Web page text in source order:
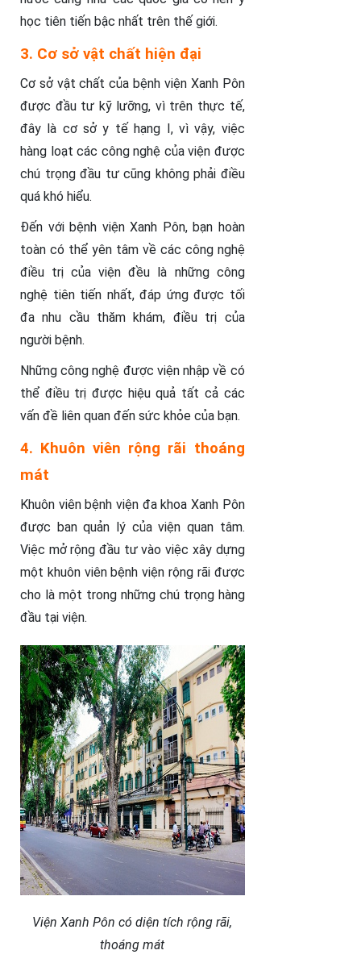
học tiên tiến bậc nhất trên thế giới.
3. Cơ sở vật chất hiện đại
Cơ sở vật chất của bệnh viện Xanh Pôn
được đầu tư kỹ lưỡng, vì trên thực tế,
đây là cơ sở y tế hạng I, vì vậy, việc
hàng loạt các công nghệ của viện được
chú trọng đầu tư cũng không phải điều
quá khó hiểu.
Đến với bệnh viện Xanh Pôn, bạn hoàn
toàn có thể yên tâm về các công nghệ
điều trị của viện đều là những công
nghệ tiên tiến nhất, đáp ứng được tối
đa nhu cầu thăm khám, điều trị của
người bệnh.
Những công nghệ được viện nhập về có
thể điều trị được hiệu quả tất cả các
vấn đề liên quan đến sức khỏe của bạn.
4. Khuôn viên rộng rãi thoáng
mát
Khuôn viên bệnh viện đa khoa Xanh Pôn
được ban quản lý của viện quan tâm.
Việc mở rộng đầu tư vào việc xây dựng
một khuôn viên bệnh viện rộng rãi được
cho là một trong những chú trọng hàng
đầu tại viện.
Viện Xanh Pôn có diện tích rộng rãi,
thoáng mát